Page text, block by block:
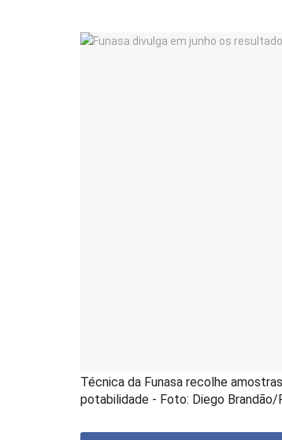
Técnica da Funasa recolhe
potabilidade - Foto: Diego Brandão/